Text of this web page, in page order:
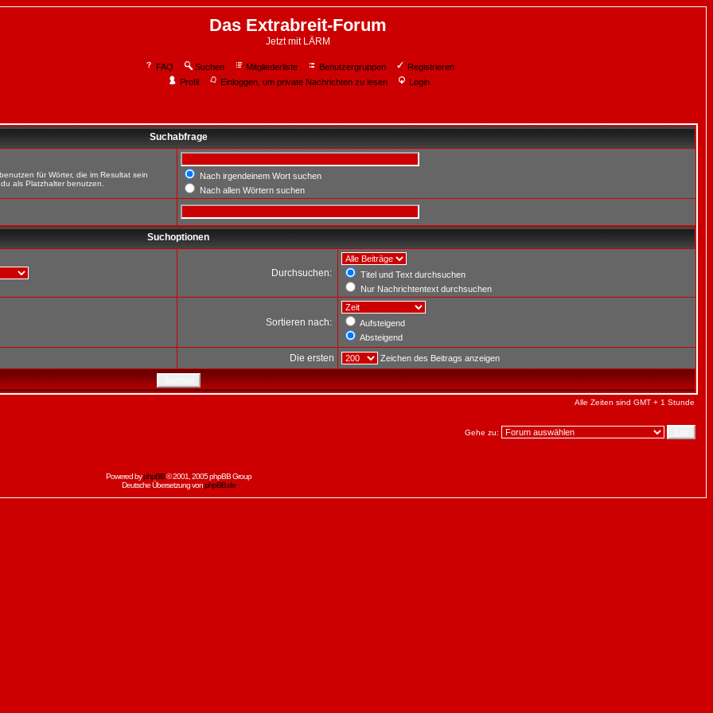
Das Extrabreit-Forum
Jetzt mit LÄRM
FAQ Suchen Mitgliederliste Benutzergruppen
Registrieren
Profil
Einloggen, um private Nachrichten zu lesen Login
Suchabfrage
für Wörter, die im Resultat sein
als Platzhalter benutzen.
Nach irgendeinem Wort suchen
Nach allen Wörtern suchen
Suchoptionen
Durchsuchen:
Titel und Text durchsuchen
Nur Nachrichtentext durchsuchen
Sortieren nach:
Aufsteigend
Absteigend
Die ersten Zeichen des Beitrags anzeigen
Alle Zeiten sind GMT + 1 Stunde
Gehe zu:
Powered byphpBB© 2001, 2005 phpBB Group
Deutsche Übersetzung vonphpBB.de